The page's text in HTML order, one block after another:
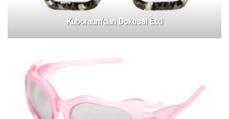
Kuboraum’dan Dokusal Etki